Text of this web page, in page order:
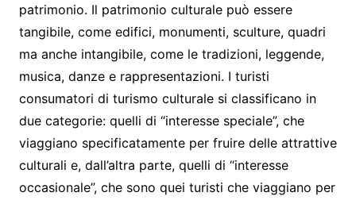
patrimonio. Il patrimonio culturale può essere
tangibile, come edifici, monumenti, sculture, quadri
ma anche intangibile, come le tradizioni, leggende,
musica, danze e rappresentazioni. I turisti
consumatori di turismo culturale si classificano in
due categorie: quelli di “interesse speciale”, che
viaggiano specificatamente per fruire delle attrattive
culturali e, dall’altra parte, quelli di “interesse
occasionale”, che sono quei turisti che viaggiano per